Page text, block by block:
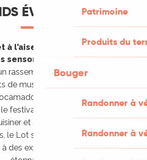
Patrimoine
Produits du
Bouger
Randonner à
Randonner à
ÉVÈNEMENTS
à l’aise en vous invitant à des
sensorielles étonnantes !
rassemblement de montgolfières
de musique sacrée dans le site
pour écouter un opéra
festival de Saint-Céré ou encore
et s’amuser pendant Lot of
le Lot sait vous mettre à l’aise en
des expériences sensorielles